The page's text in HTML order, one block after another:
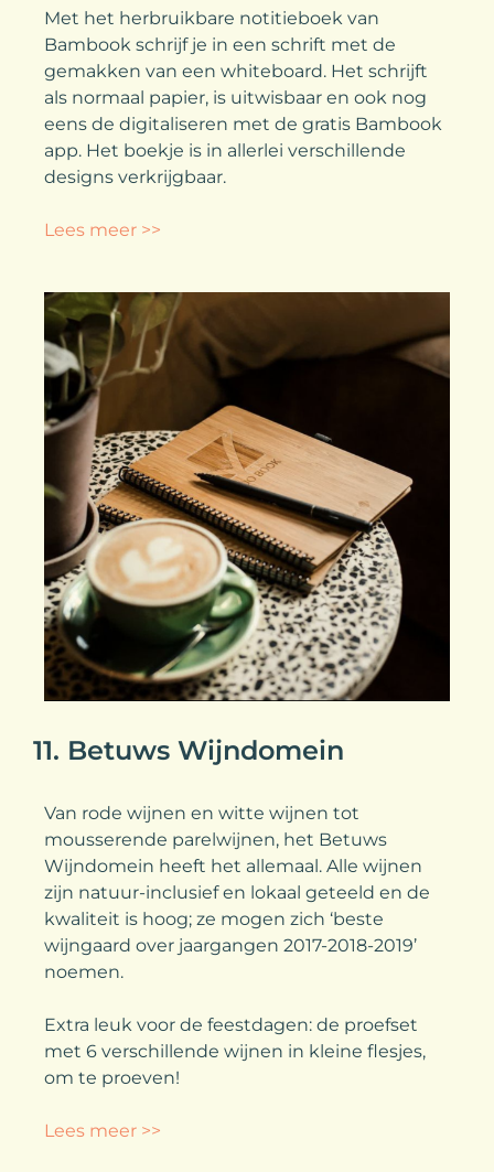
Met het herbruikbare notitieboek van
Bambook schrijf je in een schrift met de
gemakken van een whiteboard. Het schrijft
als normaal papier, is uitwisbaar en ook nog
eens de digitaliseren met de gratis Bambook
app. Het boekje is in allerlei verschillende
designs verkrijgbaar.
Lees meer >>
11. Betuws Wijndomein
Van rode wijnen en witte wijnen tot
mousserende parelwijnen, het Betuws
Wijndomein heeft het allemaal. Alle wijnen
zijn natuur-inclusief en lokaal geteeld en de
kwaliteit is hoog; ze mogen zich ‘beste
wijngaard over jaargangen 2017-2018-2019’
noemen.
Extra leuk voor de feestdagen: de proefset
met 6 verschillende wijnen in kleine flesjes,
om te proeven!
Lees meer >>